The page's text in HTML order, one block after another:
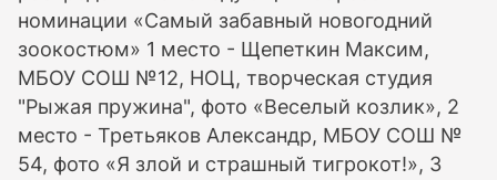
номинации «Самый забавный новогодний
зоокостюм» 1 место - Щепеткин Максим,
МБОУ СОШ №12, НОЦ, творческая студия
"Рыжая пружина", фото «Веселый козлик», 2
место - Третьяков Александр, МБОУ СОШ №
54, фото «Я злой и страшный тигрокот!», 3